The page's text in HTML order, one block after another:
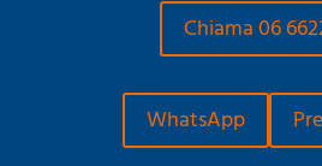
Chiama 06
WhatsApp